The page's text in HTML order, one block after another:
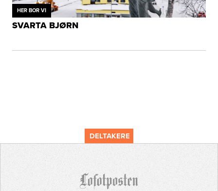
HER BOR VI
SVARTA BJØRN
DELTAKERE